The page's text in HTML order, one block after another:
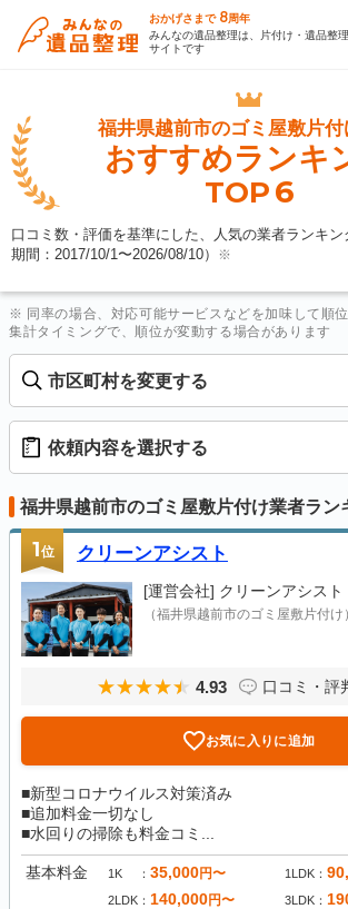
おかげさまで 8周年
みんなの遺品整理は、片付け・遺品整
サイトです
福井県越前市のゴミ屋敷片
おすすめランキ
TOP6
口コミ数・評価を基準にした、人気の業者ランキ
期間：2017/10/1〜2026/08/10） ※
※ 同率の場合、対応可能サービスなどを加味して順
集計タイミングで、順位が変動する場合があります
市区町村を変更する
依頼内容を選択する
福井県越前市のゴミ屋敷片付け業者ラン
1位 クリーンアシスト
[運営会社] クリーンアシスト
（福井県越前市のゴミ屋敷片付け）
4.93 口コミ・評
お気に入りに追加
■新型コロナウイルス対策済み
■追加料金一切なし
■水回りの掃除も料金コミ...
基本料金 1K 35,000円〜 1LDK
2LDK 140,000円〜 3LDK